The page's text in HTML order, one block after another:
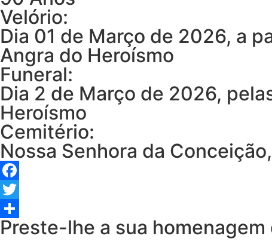
Velório:
Dia 01 de Março de 2026, a
Angra do Heroísmo
Funeral:
Dia 2 de Março de 2026,
Heroísmo
Cemitério:
Nossa Senhora da
Facebook
Twitter
Share
Preste-lhe a sua